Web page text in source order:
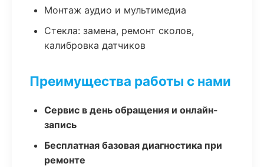
Монтаж аудио и мультимедиа
Стекла: замена, ремонт сколов,
калибровка датчиков
Преимущества работы с нами
Сервис в день обращения и онлайн-
запись
Бесплатная базовая диагностика при
ремонте